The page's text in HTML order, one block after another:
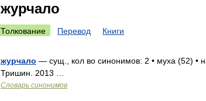
журчало
Толкование Перевод Книги
журчало — сущ., кол во синонимов: 2 • муха (52) •
Тришин. 2013 …
Словарь синонимов